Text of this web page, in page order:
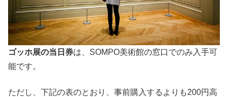
ゴッホ展の当日券は、 SOMPO美術館の窓口でのみ入手可
能です。
ただし、下記の表のとおり、 事前購入するよりも200円高